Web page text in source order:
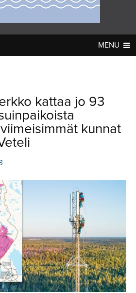
MENU
HUHUT
TESTIT
KOMMENTTI
kattaa jo 93
kunnat